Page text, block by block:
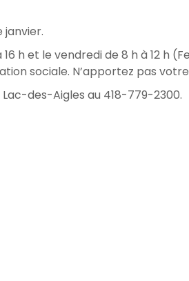
janvier.
h et le vendredi de 8 h à 12 h
sociale. N’apportez pas
des-Aigles au 418-779-2300.